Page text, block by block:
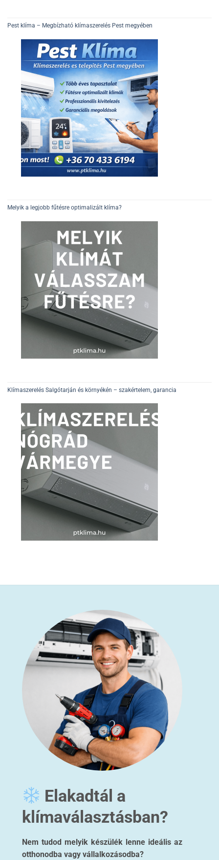
Pest klíma – Megbízható klímaszerelés Pest megyében
Melyik a legjobb fűtésre optimalizált klíma?
Klímaszerelés Salgótarján és környékén – szakértelem, garancia
Elakadtál a
klímaválasztásban?
Nem tudod melyik készülék lenne ideális az
otthonodba vagy vállalkozásodba?